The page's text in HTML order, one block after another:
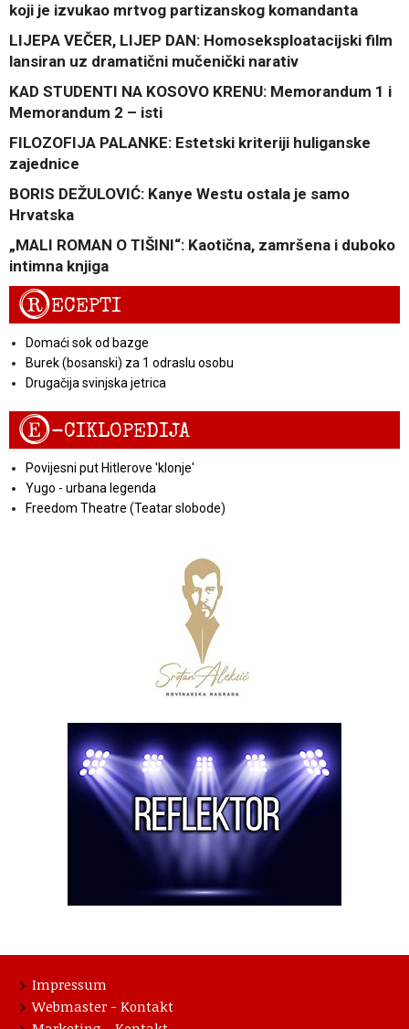
koji je izvukao mrtvog partizanskog komandanta
LIJEPA VEČER, LIJEP DAN: Homoseksploatacijski film
lansiran uz dramatični mučenički narativ
KAD STUDENTI NA KOSOVO KRENU: Memorandum 1 i
Memorandum 2 – isti
FILOZOFIJA PALANKE: Estetski kriteriji huliganske
zajednice
BORIS DEŽULOVIĆ: Kanye Westu ostala je samo
Hrvatska
„MALI ROMAN O TIŠINI“: Kaotična, zamršena i duboko
intimna knjiga
RECEPTI
Domaći sok od bazge
Burek (bosanski) za 1 odraslu osobu
Drugačija svinjska jetrica
E-CIKLOPEDIJA
Povijesni put Hitlerove 'klonje'
Yugo - urbana legenda
Freedom Theatre (Teatar slobode)
Impressum
Webmaster - Kontakt